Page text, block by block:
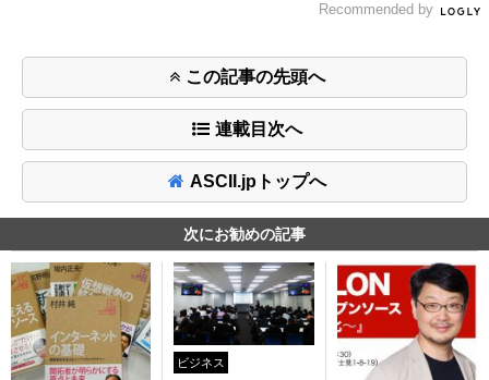
Recommended by
この記事の先頭へ
連載目次へ
ASCII.jpトップへ
次にお勧めの記事
ビジネス